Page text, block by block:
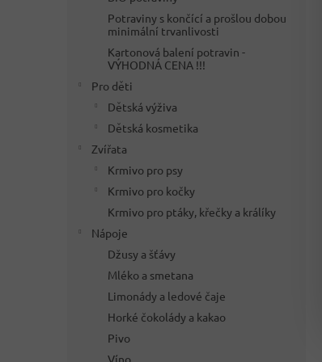
Potraviny s končící a prošlou dobou
minimální trvanlivosti
Kartonová balení potravin -
VÝHODNÁ CENA !!!
Pro děti
Dětská výživa
Dětská kosmetika
Zvířata
Krmivo pro psy
Krmivo pro kočky
Krmivo pro ptáky, křečky a králíky
Nápoje
Džusy a šťávy
Mléko a smetana
Limonády a ledové čaje
Horké čokolády a kakao
Pivo
Víno